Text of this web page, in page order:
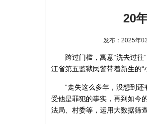
20
发布：2025年
跨过门槛，寓意“洗去过
江省第五监狱民警带着新生的“
“走失这么多年，没想到还
受他是罪犯的事实，再到如今
法局、村委等，运用大数据筛